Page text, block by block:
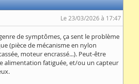
Le 23/03/2026 à 17:47
de symptômes, ça sent le problème
(pièce de mécanisme en nylon
moteur encrassé...). Peut-être
alimentation fatiguée, et/ou un capteur